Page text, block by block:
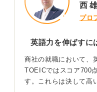
西
プロ
英語力を伸ばすに
商社の就職において、
TOEICではスコア700
す。これらは決して高